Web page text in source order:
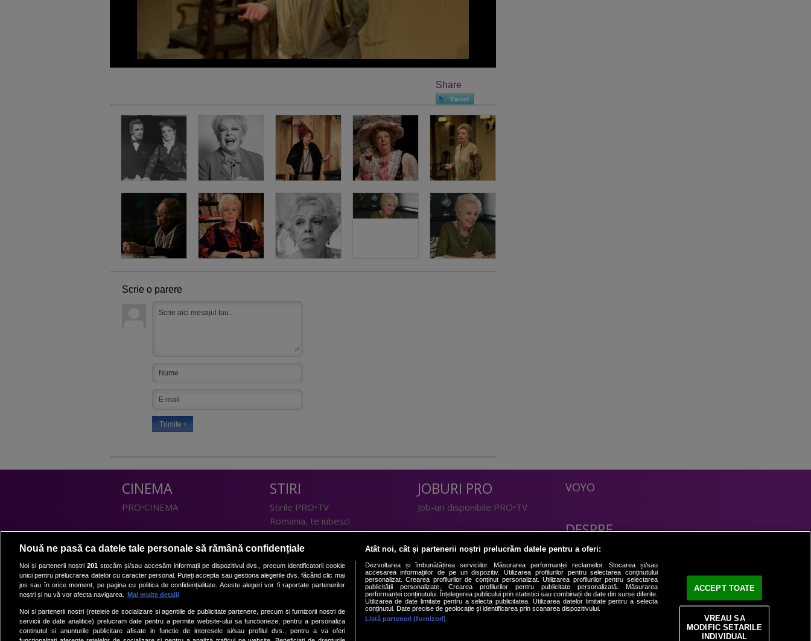
Share
Scrie o parere
CINEMA
PRO•CINEMA
DIVERTISMENT
PRO•TV
Romanii au talent
Vocea Romaniei
Las Fierbinti
La Maruta
Apropo TV
STIRI
Stirile PRO•TV
Romania, te iubesc!
TEHNOLOGIE
I Like IT
SPORT
Sport.ro
JOBURI PRO
Job-uri disponibile PRO•TV
LIFESTYLE
Doctor de Bine
Acasă
Acasă Gold
Perfecte
DeBarbati
VOYO
DESPRE
Politica Confidentialitate
Contact
Nouă ne pasă ca datele tale personale să rămână confidențiale
Noi și partenerii noștri 201stocăm și/sau accesăm informații pe dispozitivul dvs., precum identificatorii cookie
unici pentru prelucrarea datelor cu caracter personal. Puteți accepta sau gestiona alegerile dvs. făcând clic mai
jos sau în orice moment, pe pagina cu politica de confidențialitate. Aceste alegeri vor fi raportate partenerilor
noștri și nu vă vor afecta navigarea.
Mai multe detalii
Noi si partenerii nostri (retelele de socializare si agentiile de publicitate partenere, precum si furnizorii nostri de
servicii de date analitice) prelucram date pentru a permite website-ului sa functioneze, pentru a personaliza
continutul si anunturile publicitare afisate in functie de interesele si/sau profilul dvs., pentru a va oferi
Atât noi, cât și partenerii noștri prelucrăm datele pentru a oferi:
Dezvoltarea și îmbunătățirea serviciilor. Măsurarea performanței reclamelor. Stocarea și/sau
accesarea informațiilor de pe un dispozitiv. Utilizarea profilurilor pentru selectarea conținutului
personalizat. Crearea profilurilor de conținut personalizat. Utilizarea profilurilor pentru selectarea
publicității personalizate. Crearea profilurilor pentru publicitate personalizată. Măsurarea
performanței conținutului. Înțelegerea publicului prin statistici sau combinații de date din surse diferite.
Utilizarea de date limitate pentru a selecta publicitatea. Utilizarea datelor limitate pentru a selecta
conținutul. Date precise de geolocație și identificarea prin scanarea dispozitivului.
Listă parteneri (furnizori)
ACCEPT TOATE
VREAU SA
MODIFIC SETARILE
INDIVIDUAL